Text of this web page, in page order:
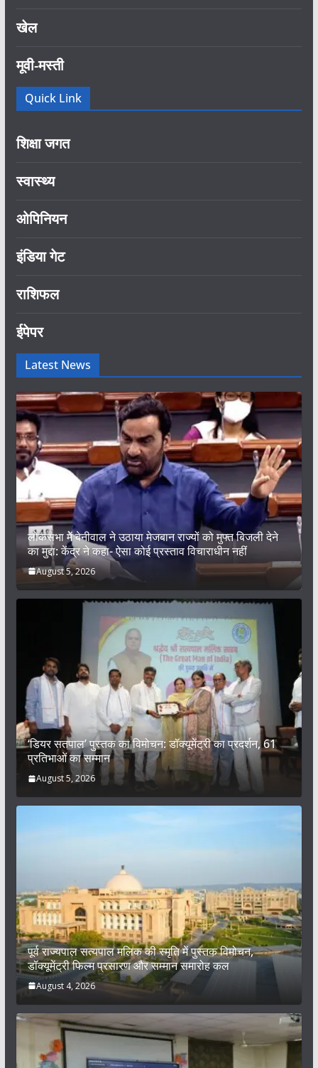
खेल
मूवी-मस्ती
Quick Link
शिक्षा जगत
स्वास्थ्य
ओपिनियन
इंडिया गेट
राशिफल
ईपेपर
Latest News
लोकसभा में बेनीवाल ने उठाया मेजबान राज्यों को मुफ्त बिजली देने
का मुद्दा: केंद्र ने कहा- ऐसा कोई प्रस्ताव विचाराधीन नहीं
August 5, 2026
‘डियर सतपाल’ पुस्तक का विमोचन: डॉक्यूमेंट्री का प्रदर्शन, 61
प्रतिभाओं का सम्मान
August 5, 2026
पूर्व राज्यपाल सत्यपाल मलिक की स्मृति में पुस्तक विमोचन,
डॉक्यूमेंट्री फिल्म प्रसारण और सम्मान समारोह कल
August 4, 2026